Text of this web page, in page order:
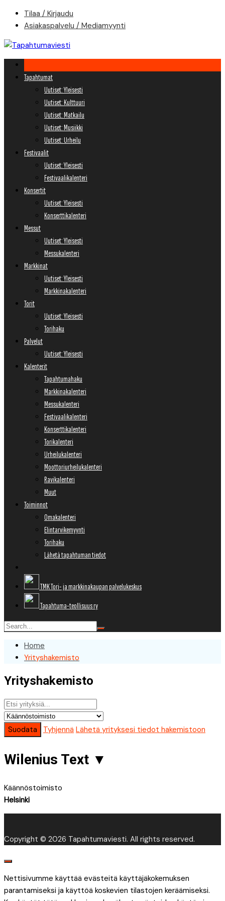
Skip
content
Tilaa / Kirjaudu
Asiakaspalvelu / Mediamyynti
Tapahtumat
Uutiset: Yleisesti
Uutiset: Kulttuuri
Uutiset: Matkailu
Uutiset: Musiikki
Uutiset: Urheilu
Festivaalit
Uutiset: Yleisesti
Festivaalikalenteri
Konsertit
Uutiset: Yleisesti
Konserttikalenteri
Messut
Uutiset: Yleisesti
Messukalenteri
Markkinat
Uutiset: Yleisesti
Markkinakalenteri
Torit
Uutiset: Yleisesti
Torihaku
Palvelut
Uutiset: Yleisesti
Kalenterit
Tapahtumahaku
Markkinakalenteri
Messukalenteri
Festivaalikalenteri
Konserttikalenteri
Torikalenteri
Urheilukalenteri
Moottoriurheilukalenteri
Ravikalenteri
Muut
Toiminnot
Omakalenteri
Elintarvikemyynti
Torihaku
Lähetä tapahtuman tiedot
TMK Tori- ja markkinakaupan palvelukeskus
Tapahtuma-teollisuus ry
Home
Yrityshakemisto
Yrityshakemisto
Suodata Tyhjennä Lähetä yrityksesi tiedot hakemistoon
Wilenius Text ▼
Käännöstoimisto
Helsinki
Copyright © 2026 Tapahtumaviesti. All rights reserved.
Nettisivumme käyttää evästeitä käyttäjäkokemuksen
parantamiseksi ja käyttöä koskevien tilastojen keräämiseksi.